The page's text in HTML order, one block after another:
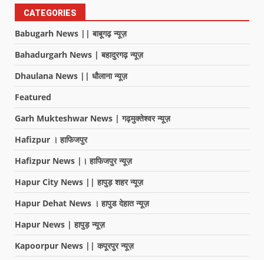
CATEGORIES
Babugarh News || बाबूगढ़ न्यूज़
Bahadurgarh News | बहादुरगढ़ न्यूज़
Dhaulana News || धौलाना न्यूज़
Featured
Garh Mukteshwar News | गढ़मुक्तेश्वर न्यूज़
Hafizpur । हाफिजपुर
Hafizpur News |। हाफिजपुर न्यूज़
Hapur City News || हापुड़ शहर न्यूज़
Hapur Dehat News । हापुड देहात न्यूज़
Hapur News | हापुड़ न्यूज़
Kapoorpur News || कपूरपुर न्यूज़